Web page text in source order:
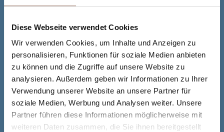
Diese Webseite verwendet Cookies
Wir verwenden Cookies, um Inhalte und Anzeigen zu
personalisieren, Funktionen für soziale Medien anbieten
zu können und die Zugriffe auf unsere Website zu
analysieren. Außerdem geben wir Informationen zu Ihrer
Verwendung unserer Website an unsere Partner für
soziale Medien, Werbung und Analysen weiter. Unsere
Partner führen diese Informationen möglicherweise mit
weiteren Daten zusammen, die Sie ihnen bereitgestellt